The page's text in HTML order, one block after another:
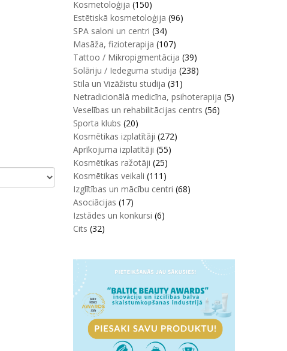
Kosmetoloģija (150)
Estētiskā kosmetoloģija (96)
SPA saloni un centri (34)
Masāža, fizioterapija (107)
Tattoo / Mikropigmentācija (39)
Solāriju / Iedeguma studija (238)
Stila un Vizāžistu studija (31)
Netradicionālā medicīna, psihoterapija (5)
Veselības un rehabilitācijas centrs (56)
Sporta klubs (20)
Kosmētikas izplatītāji (272)
Aprīkojuma izplatītāji (55)
Kosmētikas ražotāji (25)
Kosmētikas veikali (111)
Izglītības un mācību centri (68)
Asociācijas (17)
Izstādes un konkursi (6)
Cits (32)